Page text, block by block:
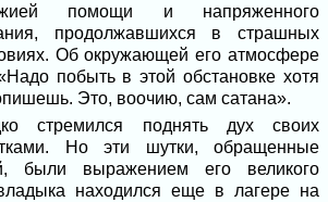
помощи и напряженного
продолжавшихся в страшных
Об окружающей его атмосфере
побыть в этой обстановке хотя
Это, воочию, сам сатана».
стремился поднять дух своих
Но эти шутки, обращенные
были выражением его великого
находился еще в лагере на